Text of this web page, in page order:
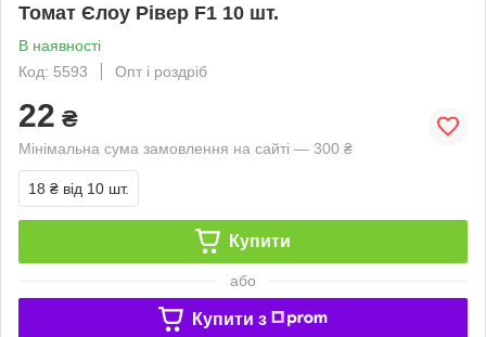
Томат Єлоу Рівер F1 10 шт.
В наявності
Код: 5593
Опт і роздріб
22 ₴
Мінімальна сума замовлення на сайті — 300 ₴
18 ₴ від 10 шт.
Купити
або
Купити з